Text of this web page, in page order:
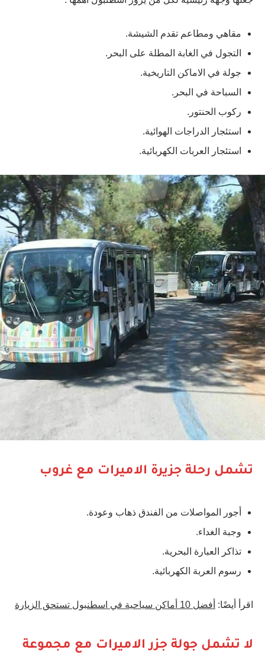
مقاهي ومطاعم تقدم الشيشة.
التجول في الغابة المطلة على البحر.
جولة في الاماكن التاريخية.
السباحة في البحر.
ركوب الحنتور.
استئجار الدراجات الهوائية.
استئجار العربات الكهربائية.
تشمل رحلة جزيرة الاميرات مع غروب
أجور المواصلات من الفندق ذهاب وعودة.
وجبة الغداء.
تذاكر العبارة البحرية.
رسوم العربة الكهربائية.
اقرأ أيضًا: أفضل 10 أماكن سياحية في اسطنبول تستحق الزيارة
لا تشمل جولة جزر الاميرات مع مجموعة